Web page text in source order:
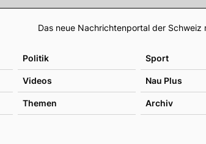
Das neue Nachrichtenportal der
Politik Sport
Videos Nau Plus
Themen Archiv